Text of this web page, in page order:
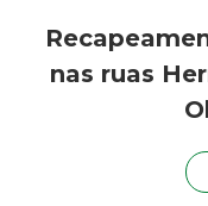
s
t
nas ruas